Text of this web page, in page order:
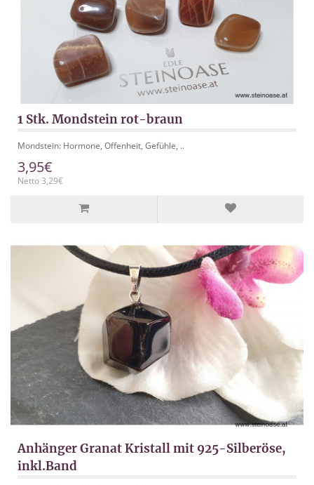
1 Stk. Mondstein rot-braun
Mondstein: Hormone, Offenheit, Gefühle, ..
3,95€
Netto 3,29€
Anhänger Granat Kristall mit 925-Silberöse,
inkl.Band